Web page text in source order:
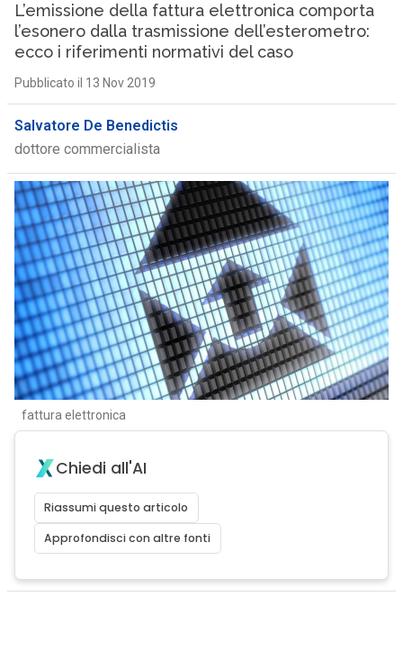
L’emissione della fattura elettronica comporta
l’esonero dalla trasmissione dell’esterometro:
ecco i riferimenti normativi del caso
Pubblicato il 13 Nov 2019
Salvatore De Benedictis
dottore commercialista
fattura elettronica
Chiedi all'AI
Riassumi questo articolo
Approfondisci con altre fonti